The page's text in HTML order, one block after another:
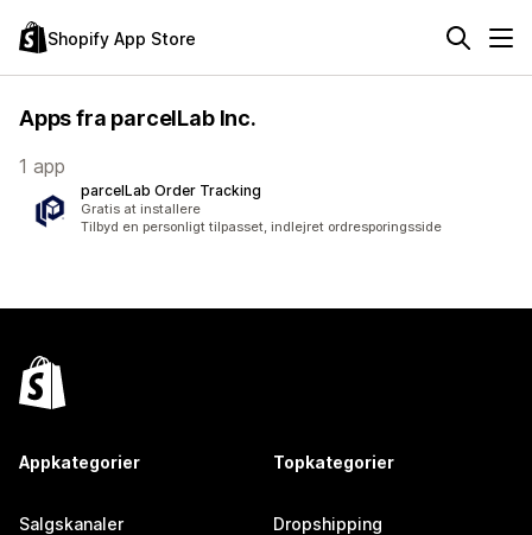
Shopify App Store
Apps fra parcelLab Inc.
1 app
parcelLab Order Tracking
Gratis at installere
Tilbyd en personligt tilpasset, indlejret ordresporingsside
Appkategorier
Salgskanaler
Topkategorier
Dropshipping